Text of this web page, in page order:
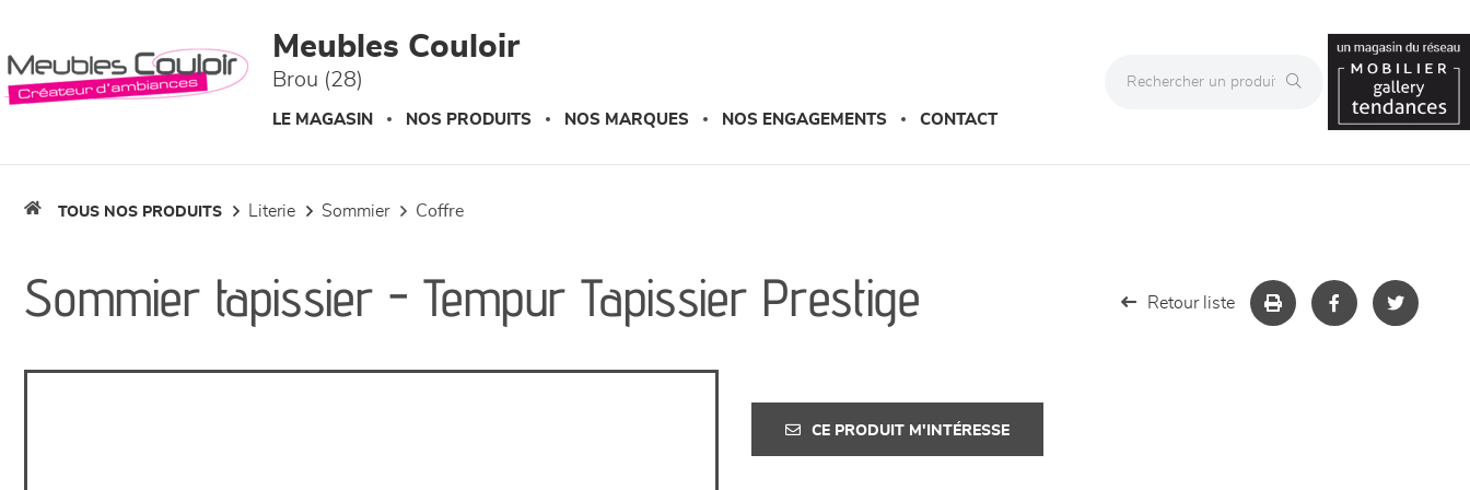
Meubles Couloir
Brou (28)
LE MAGASIN NOS PRODUITS NOS MARQUES NOS ENGAGEMENTS CONTACT
TOUS NOS PRODUITS literie sommier coffre
Sommier tapissier - Tempur Tapissier Prestige Retour liste
CE PRODUIT M'INTÉRESSE